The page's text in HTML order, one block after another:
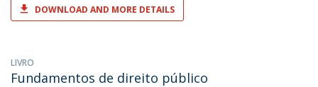
DOWNLOAD AND MORE DETAILS
LIVRO
Fundamentos de direito público